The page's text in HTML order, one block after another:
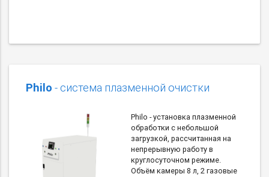
Philo - система плазменной очистки
Philo - установка плазменной
обработки с небольшой
загрузкой, рассчитанная на
непрерывную работу в
круглосуточном режиме.
Объём камеры 8 л, 2 газовые